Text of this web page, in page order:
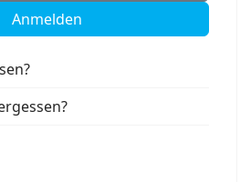
Anmelden